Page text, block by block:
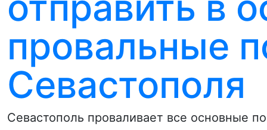
провальные
Севастополя
Севастополь проваливает все основные